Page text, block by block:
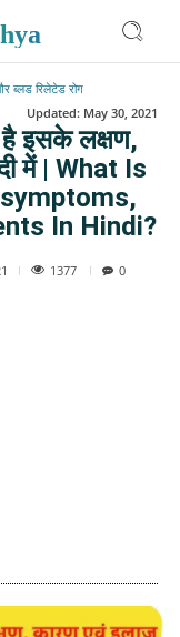
ब्लड रिलेटेड रोग
Updated: May 30, 2021
इसके लक्षण,
में | What Is
In Hindi?
1377 0